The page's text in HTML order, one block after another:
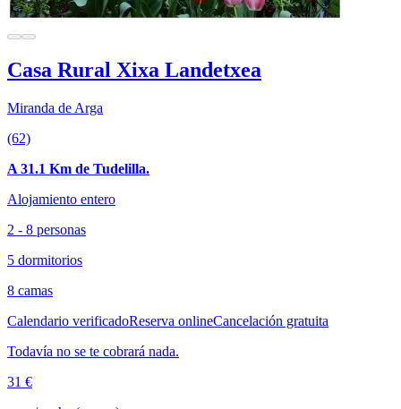
Casa Rural Xixa Landetxea
Miranda de Arga
(62)
A 31.1 Km de Tudelilla.
Alojamiento entero
2 - 8 personas
5 dormitorios
8 camas
Calendario verificadoReserva onlineCancelación gratuita
Todavía no se te cobrará nada.
31 €